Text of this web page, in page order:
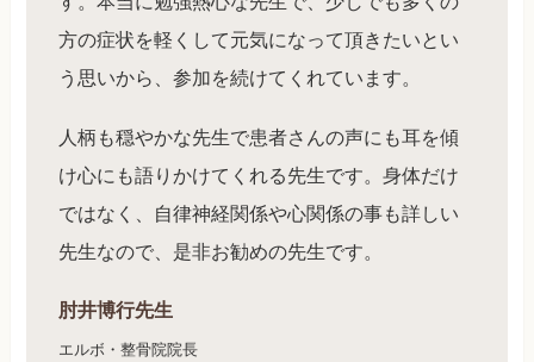
方の症状を軽くして元気になって頂きたいとい
う思いから、参加を続けてくれています。
人柄も穏やかな先生で患者さんの声にも耳を傾
け心にも語りかけてくれる先生です。身体だけ
ではなく、自律神経関係や心関係の事も詳しい
先生なので、是非お勧めの先生です。
肘井博行先生
エルボ・整骨院院長